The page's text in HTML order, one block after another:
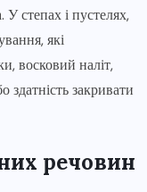
У степах і пустелях,
які
восковий наліт,
закривати
речовин